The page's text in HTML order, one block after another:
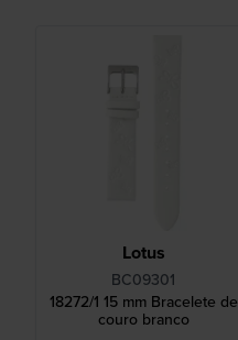
Lotus
BC09301
18272/1 15 mm Bracelete de
couro branco